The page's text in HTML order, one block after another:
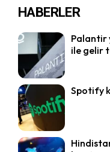
HABERLER
Palantir
ile gelir
Spotify